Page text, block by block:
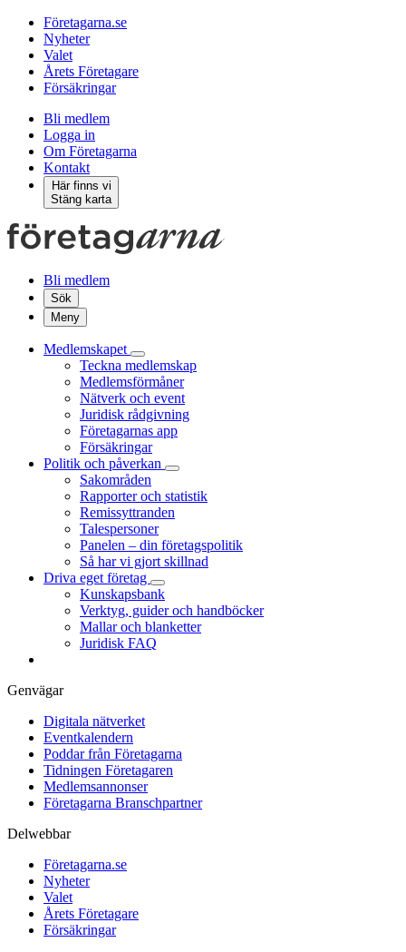
Företagarna.se
Nyheter
Valet
Årets Företagare
Försäkringar
Bli medlem
Logga in
Om Företagarna
Kontakt
Här finns vi
Stäng karta
Bli medlem
Sök
Meny
Medlemskapet
Teckna medlemskap
Medlemsförmåner
Nätverk och event
Juridisk rådgivning
Företagarnas app
Försäkringar
Politik och påverkan
Sakområden
Rapporter och statistik
Remissyttranden
Talespersoner
Panelen – din företagspolitik
Så har vi gjort skillnad
Driva eget företag
Kunskapsbank
Verktyg, guider och handböcker
Mallar och blanketter
Juridisk FAQ
Genvägar
Digitala nätverket
Eventkalendern
Poddar från Företagarna
Tidningen Företagaren
Medlemsannonser
Företagarna Branschpartner
Delwebbar
Företagarna.se
Nyheter
Valet
Årets Företagare
Försäkringar